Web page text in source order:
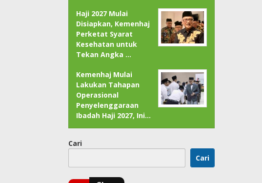
Haji 2027 Mulai
Disiapkan, Kemenhaj
Perketat Syarat
Kesehatan untuk
Tekan Angka …
Kemenhaj Mulai
Lakukan Tahapan
Operasional
Penyelenggaraan
Ibadah Haji 2027, Ini…
Cari
Cari